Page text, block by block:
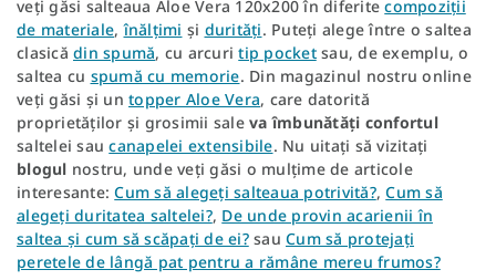
veți găsi salteaua Aloe Vera 120x200 în diferitecompoziții
de materiale,înălțimi și durități. Puteți alege între o saltea
clasică din spumă, cu arcuritip pocketsau, de exemplu, o
saltea cu spumă cu memorie. Din magazinul nostru online
veți găsi și un topper Aloe Vera, care datorită
proprietăților și grosimii sale va îmbunătăți confortul
saltelei saucanapelei extensibile. Nu uitați să vizitați
blogul nostru, unde veți găsi o mulțime de articole
interesante:Cum să alegeți salteaua potrivită?,Cum să
alegeți duritatea saltelei?, De unde provin acarienii în
saltea și cum să scăpați de ei?sau Cum să protejați
peretele de lângă pat pentru a rămâne mereu frumos?